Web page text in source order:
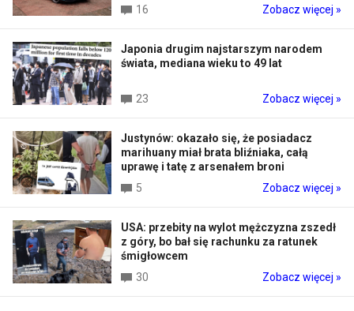
16
Zobacz więcej »
Japonia drugim najstarszym narodem
świata, mediana wieku to 49 lat
23 Zobacz więcej »
Justynów: okazało się, że posiadacz
marihuany miał brata bliźniaka, całą
uprawę i tatę z arsenałem broni
5
Zobacz więcej »
USA: przebity na wylot mężczyzna zszedł
z góry, bo bał się rachunku za ratunek
śmigłowcem
30
Zobacz więcej »